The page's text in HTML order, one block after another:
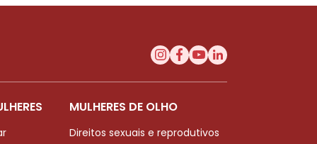
MULHERES DE OLHO
Direitos sexuais e reprodutivos